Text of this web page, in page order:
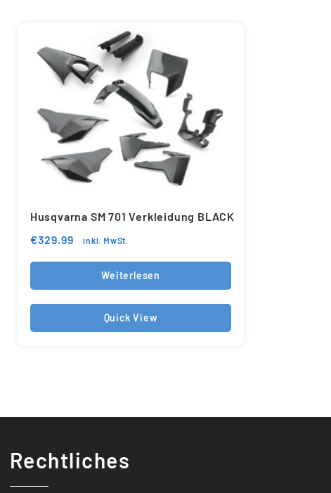
Husqvarna SM 701 Verkleidung BLACK
€329.99 inkl. MwSt.
Weiterlesen
Quick View
Rechtliches